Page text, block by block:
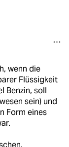
wenn die
Flüssigkeit
Benzin, soll
sein) und
Form eines